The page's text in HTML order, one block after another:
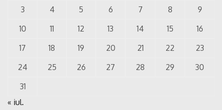
3
4 5 6 7 8
9
10
11 12 13 14 15
16
17
18 19 20 21 22
23
24
25 26 27 28 29
30
31
« iul.